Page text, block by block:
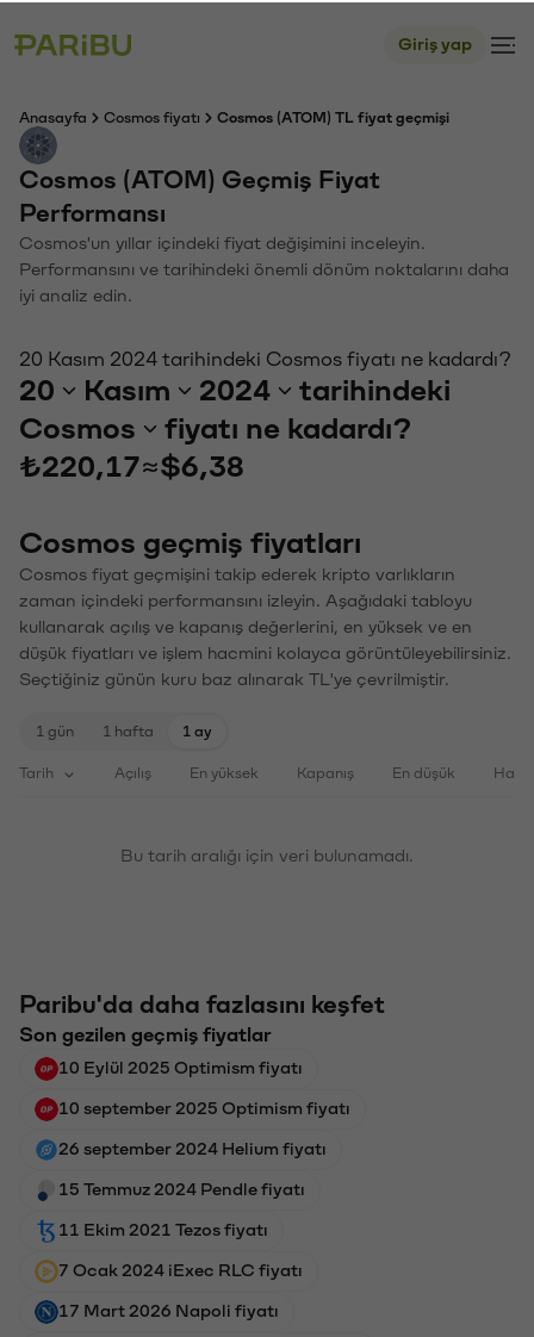
Giriş yap
Anasayfa Cosmos fiyatı Cosmos (ATOM) TL fiyat geçmişi
Cosmos (ATOM) Geçmiş Fiyat
Performansı
Cosmos'un yıllar içindeki fiyat değişimini inceleyin.
Performansını ve tarihindeki önemli dönüm noktalarını daha
iyi analiz edin.
20 Kasım 2024 tarihindeki Cosmos fiyatı ne kadardı?
20 Kasım 2024
tarihindeki
Cosmos
fiyatı ne kadardı?
₺220,17≈$6,38
Cosmos geçmiş fiyatları
Cosmos fiyat geçmişini takip ederek kripto varlıkların
zaman içindeki performansını izleyin. Aşağıdaki tabloyu
kullanarak açılış ve kapanış değerlerini, en yüksek ve en
düşük fiyatları ve işlem hacmini kolayca görüntüleyebilirsiniz.
Seçtiğiniz günün kuru baz alınarak TL'ye çevrilmiştir.
1 gün 1 hafta 1 ay
Tarih Açılış En yüksek Kapanış En düşük
Bu tarih aralığı için veri bulunamadı.
Paribu'da daha fazlasını keşfet
Son gezilen geçmiş fiyatlar
10 Eylül 2025 Optimism fiyatı
10 september 2025 Optimism fiyatı
26 september 2024 Helium fiyatı
15 Temmuz 2024 Pendle fiyatı
11 Ekim 2021 Tezos fiyatı
7 Ocak 2024 iExec RLC fiyatı
17 Mart 2026 Napoli fiyatı